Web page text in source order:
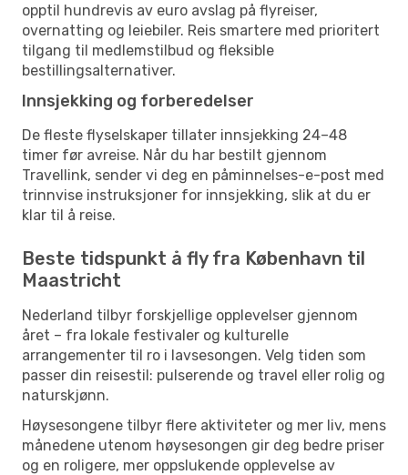
opptil hundrevis av euro avslag på flyreiser,
overnatting og leiebiler. Reis smartere med prioritert
tilgang til medlemstilbud og fleksible
bestillingsalternativer.
Innsjekking og forberedelser
De fleste flyselskaper tillater innsjekking 24–48
timer før avreise. Når du har bestilt gjennom
Travellink, sender vi deg en påminnelses-e-post med
trinnvise instruksjoner for innsjekking, slik at du er
klar til å reise.
Beste tidspunkt å fly fra København til
Maastricht
Nederland tilbyr forskjellige opplevelser gjennom
året – fra lokale festivaler og kulturelle
arrangementer til ro i lavsesongen. Velg tiden som
passer din reisestil: pulserende og travel eller rolig og
naturskjønn.
Høysesongene tilbyr flere aktiviteter og mer liv, mens
månedene utenom høysesongen gir deg bedre priser
og en roligere, mer oppslukende opplevelse av